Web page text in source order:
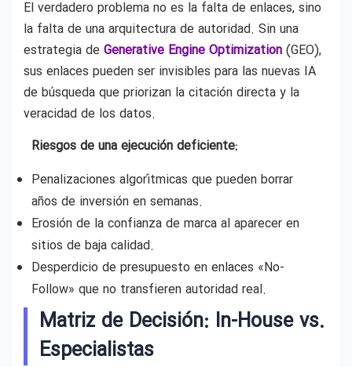
El verdadero problema no es la falta de enlaces, sino
la falta de una arquitectura de autoridad. Sin una
estrategia de Generative Engine Optimization (GEO),
sus enlaces pueden ser invisibles para las nuevas IA
de búsqueda que priorizan la citación directa y la
veracidad de los datos.
Riesgos de una ejecución deficiente:
Penalizaciones algorítmicas que pueden borrar
años de inversión en semanas.
Erosión de la confianza de marca al aparecer en
sitios de baja calidad.
Desperdicio de presupuesto en enlaces «No-
Follow» que no transfieren autoridad real.
Matriz de Decisión: In-House vs.
Especialistas